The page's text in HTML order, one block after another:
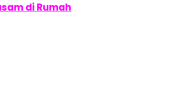
di Rumah